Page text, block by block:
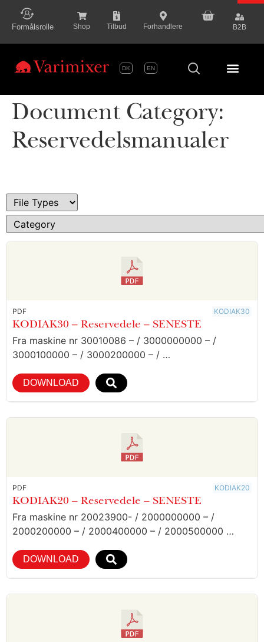
content
Formålsrolle Shop Tilbud Forhandlere B2B
DK EN
Document Category:
Reservedelsmanualer
PDF KODIAK30
KODIAK30 – Reservedele – SENESTE
Fra maskine nr 30010086 – / 3000000000 – /
3000100000 – / 3000200000 – / …
DOWNLOAD
PDF KODIAK20
KODIAK20 – Reservedele – SENESTE
Fra maskine nr 20023900- / 2000000000 – /
2000200000 – / 2000400000 – / 2000500000 …
DOWNLOAD